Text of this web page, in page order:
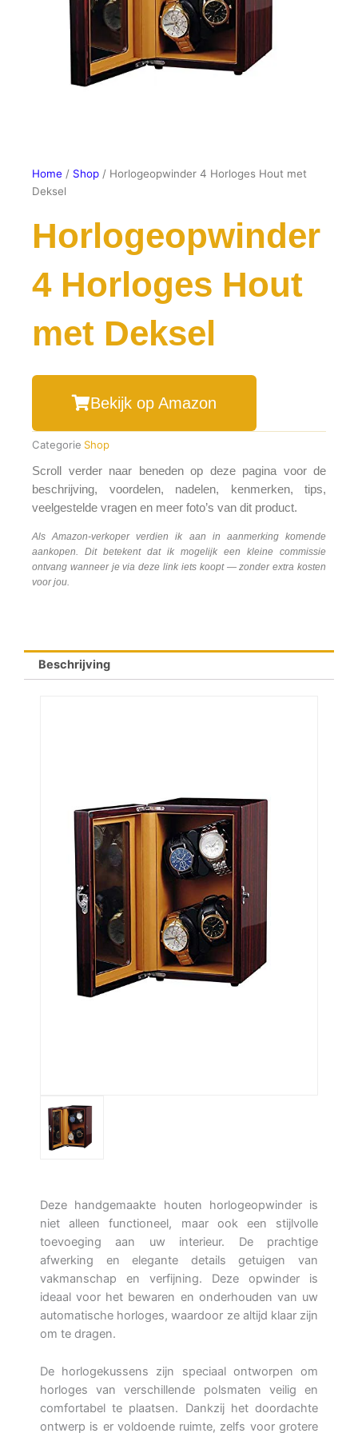
Home / Shop / Horlogeopwinder 4 Horloges Hout met
Deksel
Horlogeopwinder
4 Horloges Hout
met Deksel
Bekijk op Amazon
Categorie Shop
Scroll verder naar beneden op deze pagina voor de
beschrijving, voordelen, nadelen, kenmerken, tips,
veelgestelde vragen en meer foto’s van dit product.
Als Amazon-verkoper verdien ik aan in aanmerking komende
aankopen. Dit betekent dat ik mogelijk een kleine commissie
ontvang wanneer je via deze link iets koopt — zonder extra kosten
voor jou.
Beschrijving
Deze handgemaakte houten horlogeopwinder is
niet alleen functioneel, maar ook een stijlvolle
toevoeging aan uw interieur. De prachtige
afwerking en elegante details getuigen van
vakmanschap en verfijning. Deze opwinder is
ideaal voor het bewaren en onderhouden van uw
automatische horloges, waardoor ze altijd klaar zijn
om te dragen.
De horlogekussens zijn speciaal ontworpen om
horloges van verschillende polsmaten veilig en
comfortabel te plaatsen. Dankzij het doordachte
ontwerp is er voldoende ruimte, zelfs voor grotere